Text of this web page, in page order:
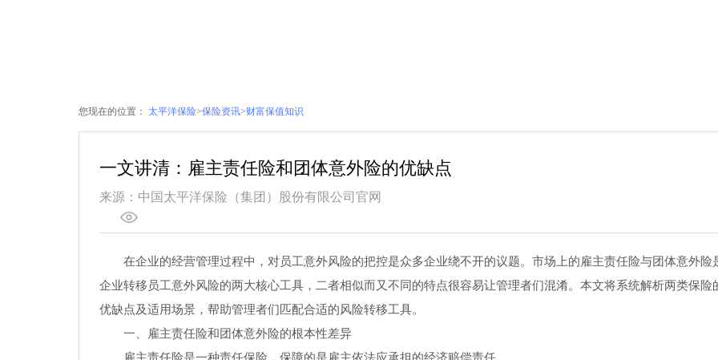
您现在的位置： 太平洋保险>保险资讯>财富保值知识
一文讲清：雇主责任险和团体意外险的优缺点
来源：中国太平洋保险（集团）股份有限公司官网
在企业的经营管理过程中，对员工意外风险的把控是众多企业绕不开的议题。市场上的雇主责任险与团体意外险
企业转移员工意外风险的两大核心工具，二者相似而又不同的特点很容易让管理者们混淆。本文将系统解析两类保险
优缺点及适用场景，帮助管理者们匹配合适的风险转移工具。
一、雇主责任险和团体意外险的根本性差异